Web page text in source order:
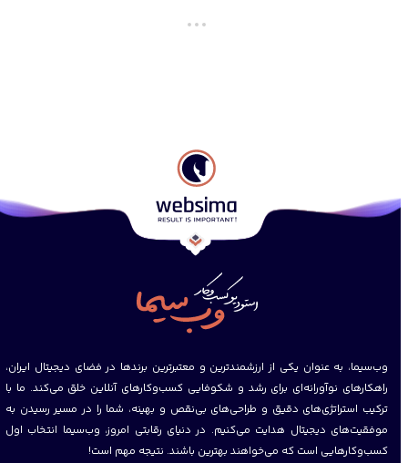
وب‌سیما، به عنوان یکی از ارزشمند‌ترین و معتبرترین برندها در فضای دیجیتال ایران،
راهکارهای نوآورانه‌ای برای رشد و شکوفایی کسب‌وکارهای آنلاین خلق می‌کند.ما با
ترکیب استراتژی‌های دقیق و طراحی‌های بی‌نقص و بهینه‌، شما را در مسیر رسیدن به
موفقیت‌های دیجیتال هدایت می‌کنیم.در دنیای رقابتی امروز، وب‌سیما انتخاب اول
کسب‌وکارهایی است که می‌خواهند بهترین باشند.نتیجه مهم است!